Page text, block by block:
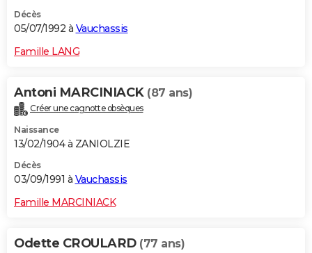
Décès
05/07/1992 à Vauchassis
Famille LANG
Antoni MARCINIACK (87 ans)
Créer une cagnotte obsèques
Naissance
13/02/1904 à ZANIOLZIE
Décès
03/09/1991 à Vauchassis
Famille MARCINIACK
Odette CROULARD (77 ans)